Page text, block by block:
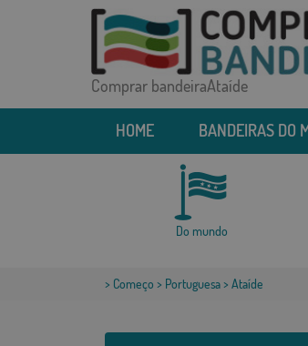
Comprar bandeiraAtaíde
HOME BANDEIRAS DO
Do mundo
> Começo > Portuguesa> Ataíde